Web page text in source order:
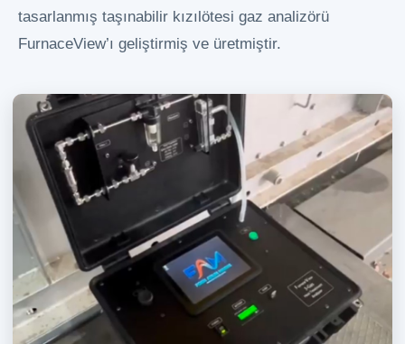
tasarlanmış taşınabilir kızılötesi gaz analizörü
FurnaceView’ı geliştirmiş ve üretmiştir.